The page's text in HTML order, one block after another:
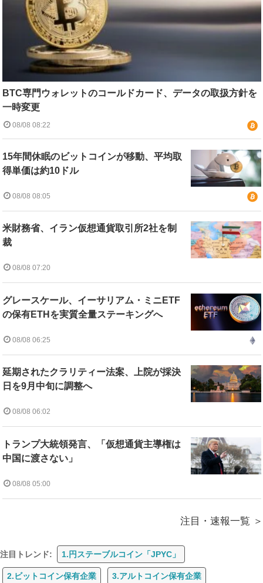
BTC専門ウォレットのコールドカード、データの取扱方針を
一時変更
08/08 08:22
15年間休眠のビットコインが移動、平均取
得単価は約10ドル
08/08 08:05
米財務省、イラン仮想通貨取引所2社を制
裁
08/08 07:20
グレースケール、イーサリアム・ミニETF
の保有ETHを実質全量ステーキングへ
08/08 06:25
延期されたクラリティー法案、上院が採決
日を9月中旬に調整へ
08/08 06:02
トランプ大統領発言、「仮想通貨主導権は
中国に渡さない」
08/08 05:00
注目・速報一覧
注目トレンド: 1.円ステーブルコイン「JPYC」
2.ビットコイン保有企業 3.アルトコイン保有企業